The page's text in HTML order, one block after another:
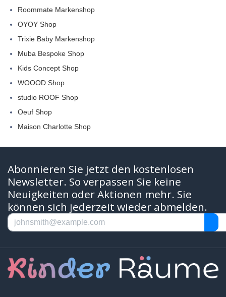
Roommate Markenshop
OYOY Shop
Trixie Baby Markenshop
Muba Bespoke Shop
Kids Concept Shop
WOOOD Shop
studio ROOF Shop
Oeuf Shop
Maison Charlotte Shop
Abonnieren Sie jetzt den kostenlosen
Newsletter. So verpassen Sie keine
Neuigkeiten oder Aktionen mehr. Sie
können sich jederzeit wieder abmelden.